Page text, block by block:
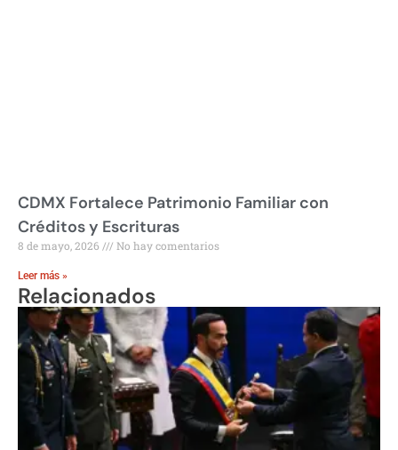
CDMX Fortalece Patrimonio Familiar con
Créditos y Escrituras
8 de mayo, 2026 No hay comentarios
Leer más »
Relacionados